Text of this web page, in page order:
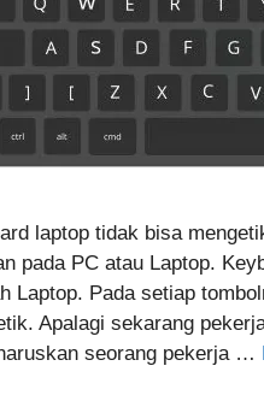
laptop tidak bisa
pada PC atau Laptop.
Laptop. Pada setiap
Apalagi sekarang
seorang pekerja …